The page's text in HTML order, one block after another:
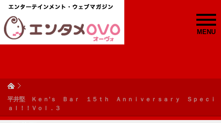
MENU
平井堅 Ｋｅｎ’ｓ Ｂａｒ １５ｔｈ Ａｎｎｉｖｅｒｓａｒｙ Ｓｐｅｃｉ
ａｌ！！Ｖｏｌ．３